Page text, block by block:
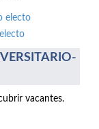
electo
vacantes.